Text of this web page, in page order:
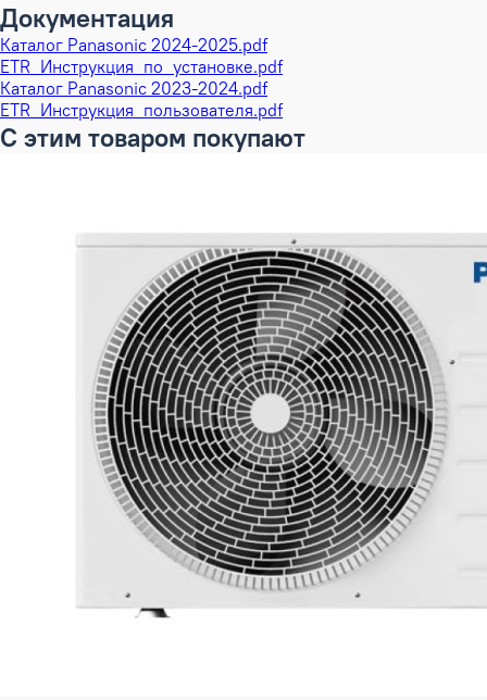
Документация
Каталог Panasonic 2024-2025.pdf
ETR_Инструкция_по_установке.pdf
Каталог Panasonic 2023-2024.pdf
ETR_Инструкция_пользователя.pdf
С этим товаром покупают